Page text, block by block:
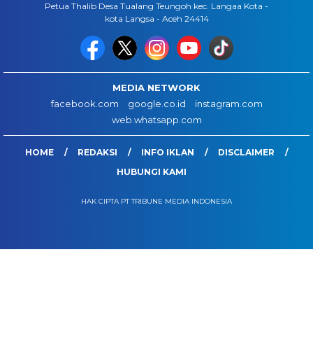
Petua Thalib Desa Tualang Teungoh kec. Langaa Kota -
kota Langsa - Aceh 24414
MEDIA NETWORK
facebook.com
google.co.id
instagram.com
web.whatsapp.com
HOME REDAKSI INFO IKLAN
DISCLAIMER
HUBUNGI KAMI
HAK CIPTA PT TRIBUNE MEDIA INDONESIA